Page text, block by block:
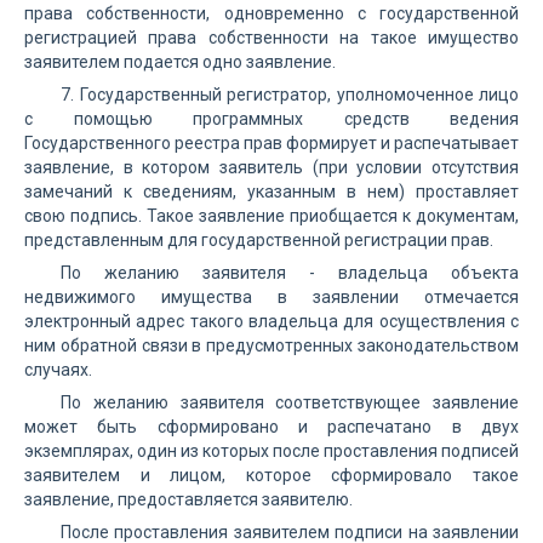
права собственности, одновременно с государственной
регистрацией права собственности на такое имущество
заявителем подается одно заявление.
7. Государственный регистратор, уполномоченное лицо
с помощью программных средств ведения
Государственного реестра прав формирует и распечатывает
заявление, в котором заявитель (при условии отсутствия
замечаний к сведениям, указанным в нем) проставляет
свою подпись. Такое заявление приобщается к документам,
представленным для государственной регистрации прав.
По желанию заявителя - владельца объекта
недвижимого имущества в заявлении отмечается
электронный адрес такого владельца для осуществления с
ним обратной связи в предусмотренных законодательством
случаях.
По желанию заявителя соответствующее заявление
может быть сформировано и распечатано в двух
экземплярах, один из которых после проставления подписей
заявителем и лицом, которое сформировало такое
заявление, предоставляется заявителю.
После проставления заявителем подписи на заявлении